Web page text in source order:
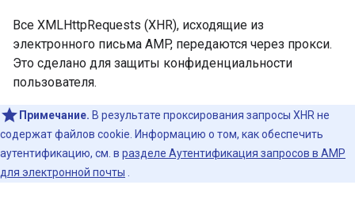
Все XMLHttpRequests (XHR), исходящие из
электронного письма AMP, передаются через прокси.
Это сделано для защиты конфиденциальности
пользователя.
Примечание. В результате проксирования запросы XHR не
содержат файлов cookie. Информацию о том, как обеспечить
аутентификацию, см. в разделе Аутентификация запросов в AMP
для электронной почты